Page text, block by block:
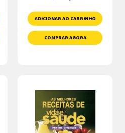
ADICIONAR AO CARRINHO
COMPRAR AGORA